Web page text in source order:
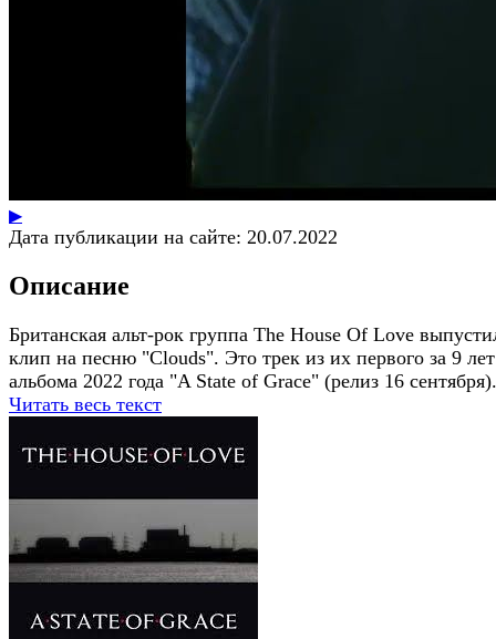
▶
Дата публикации на сайте: 20.07.2022
Описание
Британская альт-рок группа The House Of Love
клип на песню "Clouds". Это трек из их первого за 9 лет
альбома 2022 года "A State of Grace" (релиз 16 сентября).
Читать весь текст